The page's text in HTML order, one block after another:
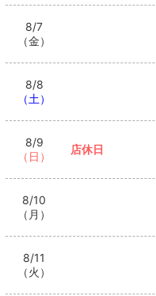
8/7
（金）
8/8
（土）
8/9
（日）
店休日
8/10
（月）
8/11
（火）